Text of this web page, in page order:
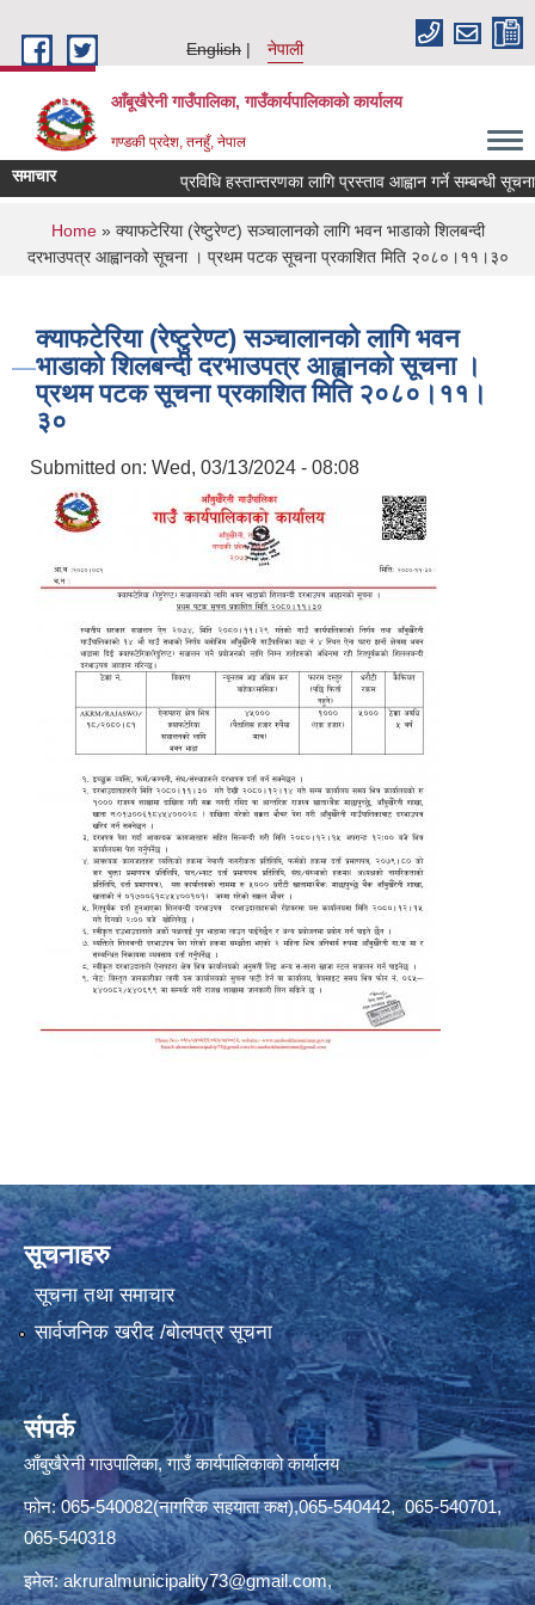
English
नेपाली
आँबूखैरेनी गाउँपालिका, गाउँकार्यपालिकाकाे कार्यालय
गण्डकी प्रदेश, तनहुँ, नेपाल
समाचार प्रविधि हस्तान्तरणका लागि प्रस्ताव आह्वान गर्ने सम्बन्धी सूचना ।
You are here
Home» क्याफटेरिया (रेष्टुरेण्ट) सञ्चालानको लागि भवन भाडाको शिलबन्दी
दरभाउपत्र आह्वानको सूचना । प्रथम पटक सूचना प्रकाशित मिति २०८०।११।३०
क्याफटेरिया (रेष्टुरेण्ट) सञ्चालानको लागि भवन
भाडाको शिलबन्दी दरभाउपत्र आह्वानको सूचना ।
प्रथम पटक सूचना प्रकाशित मिति २०८०।११।
३०
Submitted on: Wed, 03/13/2024 - 08:08
सूचनाहरु
सूचना तथा समाचार
सार्वजनिक खरीद /बोलपत्र सूचना
संपर्क
आँबुखैरेनी गाउपालिका, गाउँ कार्यपालिकाको कार्यालय
फोन: 065-540082(नागरिक सहयाता कक्ष),065-540442, 065-540701,
065-540318
इमेल:akruralmunicipality73@gmail.com,